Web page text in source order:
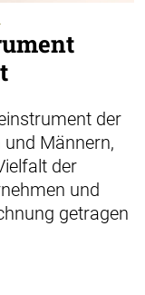
der
Männern,
der
und
getragen